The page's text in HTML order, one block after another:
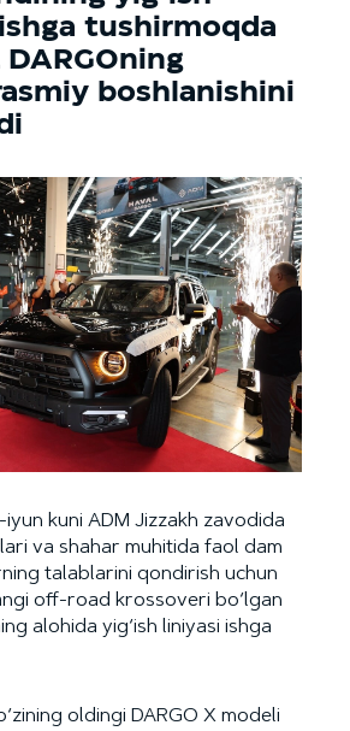
tushirmoqda
DARGOning
boshlanishini
kuni ADM Jizzakh zavodida
va shahar muhitida faol dam
talablarini qondirish uchun
off-road krossoveri bo‘lgan
alohida yig‘ish liniyasi ishga
oldingi DARGO X modeli